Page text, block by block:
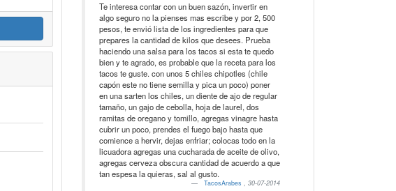
Te interesa contar con un buen sazón, invertir en
algo seguro no la pienses mas escribe y por 2, 500
pesos, te envió lista de los ingredientes para que
prepares la cantidad de kilos que desees. Prueba
haciendo una salsa para los tacos si esta te quedo
bien y te agrado, es probable que la receta para los
tacos te guste. con unos 5 chiles chipotles (chile
capón este no tiene semilla y pica un poco) poner
en una sarten los chiles, un diente de ajo de regular
tamaño, un gajo de cebolla, hoja de laurel, dos
ramitas de oregano y tomillo, agregas vinagre hasta
cubrir un poco, prendes el fuego bajo hasta que
comience a hervir, dejas enfriar; colocas todo en la
licuadora agregas una cucharada de aceite de olivo,
agregas cerveza obscura cantidad de acuerdo a que
tan espesa la quieras, sal al gusto.
TacosArabes,30-07-2014